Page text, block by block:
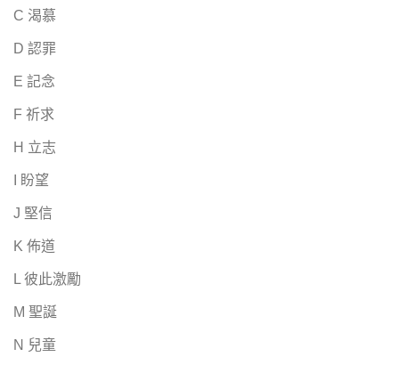
C 渴慕
D 認罪
E 記念
F 祈求
H 立志
I 盼望
J 堅信
K 佈道
L 彼此激勵
M 聖誕
N 兒童